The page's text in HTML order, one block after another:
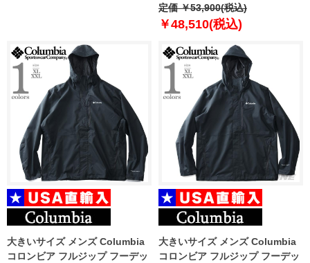
Bugaboo III Fleece
Interchange Jacket USA直輸入
定価 ￥53,900(税込)
￥48,510(税込)
大きいサイズ メンズ Columbia
コロンビア フルジップ フーデッ
大きいサイズ メンズ Columbia
コロンビア フルジップ フーデッ